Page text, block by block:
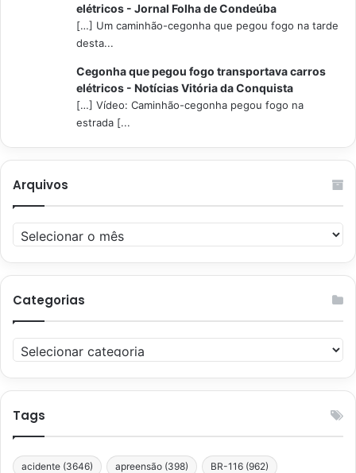
elétricos - Jornal Folha de Condeúba
[…] Um caminhão-cegonha que pegou fogo na tarde
desta...
Cegonha que pegou fogo transportava carros
elétricos - Notícias Vitória da Conquista
[…] Vídeo: Caminhão-cegonha pegou fogo na
estrada [...
Arquivos
Arquivos
Categorias
Categorias
Tags
acidente (3646) apreensão (398) BR-116 (962)